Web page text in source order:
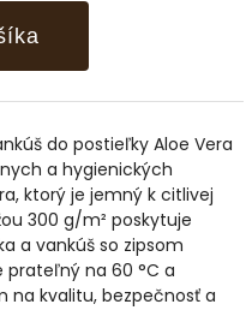
do postieľky Aloe Vera
a hygienických
ktorý je jemný k citlivej
300 g/m² poskytuje
a vankúš so zipsom
prateľný na 60 °C a
na kvalitu, bezpečnosť a